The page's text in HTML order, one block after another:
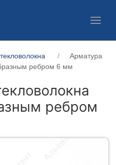
Арматура
ребром 6 мм
ребром